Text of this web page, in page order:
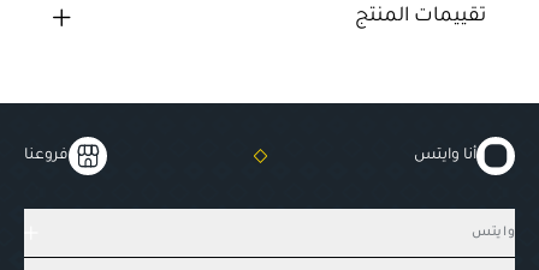
تقييمات المنتج
أنا وايتس فروعنا
وايتس